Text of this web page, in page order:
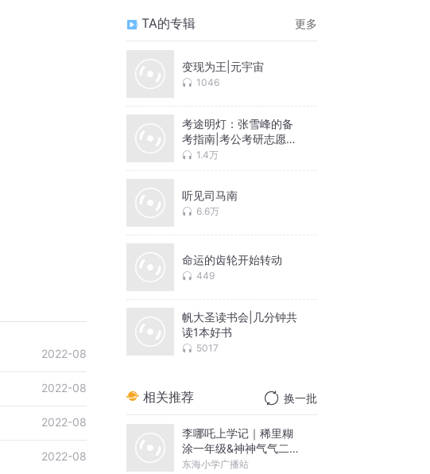
2022-08
2022-08
2022-08
2022-08
TA的专辑 更多
变现为王|元宇宙
1046
考途明灯：张雪峰的备
考指南|考公考研志愿填
报 1.4万
听见司马南
6.6万
命运的齿轮开始转动
449
帆大圣读书会|几分钟共
读1本好书
5017
相关推荐 换一批
李哪吒上学记｜稀里糊
涂一年级&神神气气二年
级
东海小学广播站